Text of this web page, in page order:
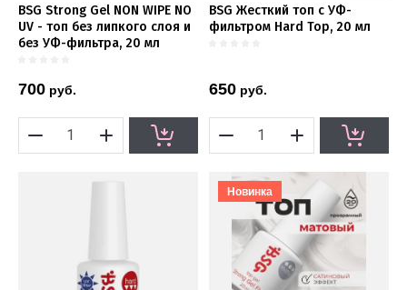
BSG Strong Gel NON WIPE NO
UV - топ без липкого слоя и
без УФ-фильтра, 20 мл
700 руб.
BSG Жесткий топ с УФ-
фильтром Hard Top, 20 мл
650 руб.
Новинка